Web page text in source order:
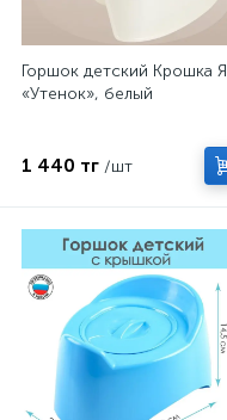
Горшок детский Крошка Я
«Утенок», белый
1 440 тг /шт